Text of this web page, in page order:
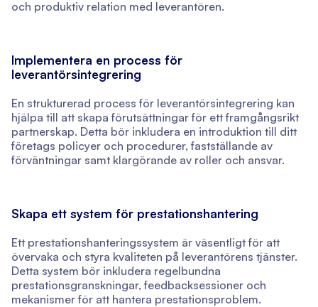
och produktiv relation med leverantören.
Implementera en process för
leverantörsintegrering
En strukturerad process för leverantörsintegrering kan
hjälpa till att skapa förutsättningar för ett framgångsrikt
partnerskap. Detta bör inkludera en introduktion till ditt
företags policyer och procedurer, fastställande av
förväntningar samt klargörande av roller och ansvar.
Skapa ett system för prestationshantering
Ett prestationshanteringssystem är väsentligt för att
övervaka och styra kvaliteten på leverantörens tjänster.
Detta system bör inkludera regelbundna
prestationsgranskningar, feedbacksessioner och
mekanismer för att hantera prestationsproblem.